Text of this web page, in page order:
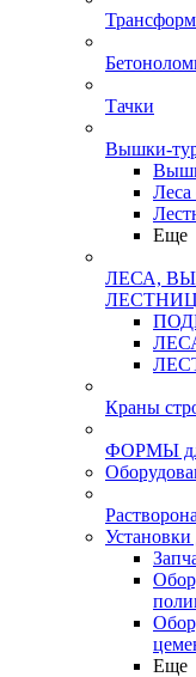
Тачки
Вышки-
Леса
Еще
ЛЕСА,
Краны
ФОРМЫ
Установки
Еще